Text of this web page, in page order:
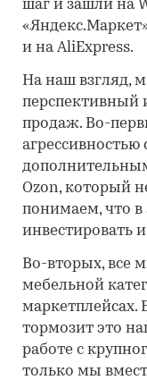
шаг и зашли на
и на AliExpress.
На наш взгляд,
перспективный
продаж. Во-
агрессивностью
Ozon, который
понимаем, что в
инвестировать
Во-вторых, все
мебельной
маркетплейсах.
тормозит это
работе с
только мы